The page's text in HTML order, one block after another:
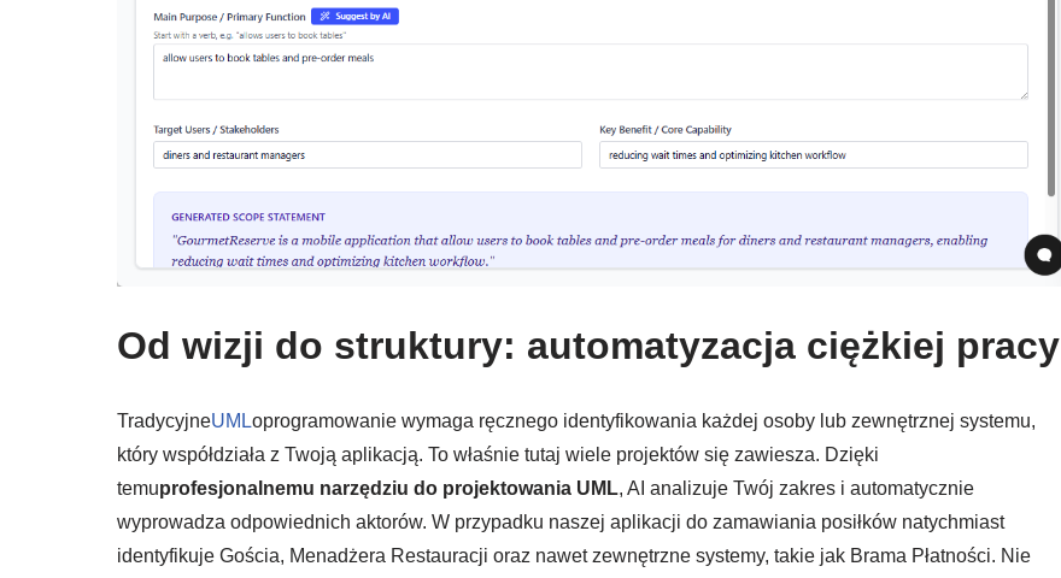
Od wizji do struktury: automatyzacja ciężkiej pracy
TradycyjneUMLoprogramowanie wymaga ręcznego identyfikowania każdej osoby lub zewnętrznej systemu,
który współdziała z Twoją aplikacją. To właśnie tutaj wiele projektów się zawiesza. Dzięki
temuprofesjonalnemu narzędziu do projektowania UML, AI analizuje Twój zakres i automatycznie
wyprowadza odpowiednich aktorów. W przypadku naszej aplikacji do zamawiania posiłków natychmiast
identyfikuje Gościa, Menadżera Restauracji oraz nawet zewnętrzne systemy, takie jak Brama Płatności. Nie